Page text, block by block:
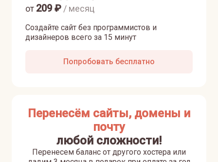
Создайте сайт без программистов и
дизайнеров всего за 15 минут
от 209₽ / месяц
Попробовать бесплатно
Перенесём сайты, домены и
почту
любой сложности!
Перенесем баланс от другого хостера или